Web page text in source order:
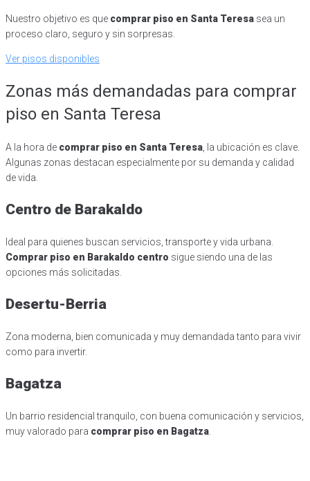
Nuestro objetivo es que comprar piso en Santa Teresa sea un
proceso claro, seguro y sin sorpresas.
Ver pisos disponibles
Zonas más demandadas para comprar
piso en Santa Teresa
A la hora de comprar piso en Santa Teresa , la ubicación es clave.
Algunas zonas destacan especialmente por su demanda y calidad
de vida.
Centro de Barakaldo
Ideal para quienes buscan servicios, transporte y vida urbana.
Comprar piso en Barakaldo centro sigue siendo una de las
opciones más solicitadas.
Desertu-Berria
Zona moderna, bien comunicada y muy demandada tanto para vivir
como para invertir.
Bagatza
Un barrio residencial tranquilo, con buena comunicación y servicios,
muy valorado para comprar piso en Bagatza